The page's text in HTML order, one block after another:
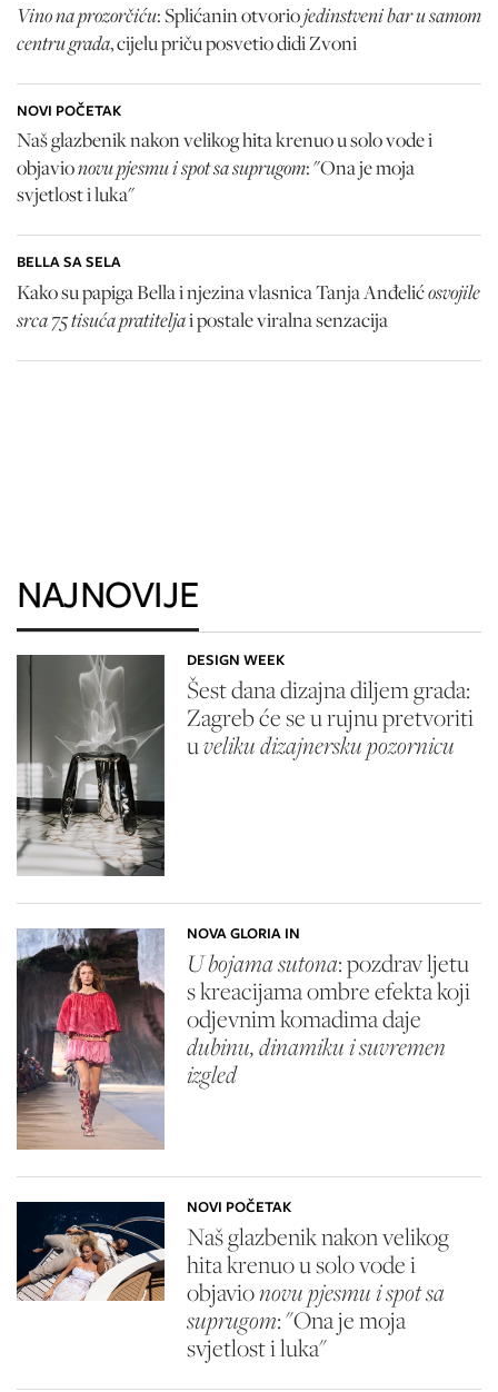
Vino na prozorčiću: Splićanin otvoriojedinstveni bar u samom
centru grada, cijelu priču posvetio didi Zvoni
NOVI POČETAK
Naš glazbenik nakon velikog hita krenuo u solo vode i
objavionovu pjesmu i spot sa suprugom: "Ona je moja
svjetlost i luka"
BELLA SA SELA
Kako su papiga Bella i njezina vlasnica Tanja Anđelićosvojile
srca 75 tisuća pratiteljai postale viralna senzacija
NAJNOVIJE
DESIGN WEEK
Šest dana dizajna diljem grada:
Zagreb će se u rujnu pretvoriti
uveliku dizajnersku pozornicu
NOVA GLORIA IN
U bojama sutona: pozdrav ljetu
s kreacijama ombre efekta koji
odjevnim komadima daje
dubinu, dinamiku i suvremen
izgled
NOVI POČETAK
Naš glazbenik nakon velikog
hita krenuo u solo vode i
objavionovu pjesmu i spot sa
suprugom: "Ona je moja
svjetlost i luka"